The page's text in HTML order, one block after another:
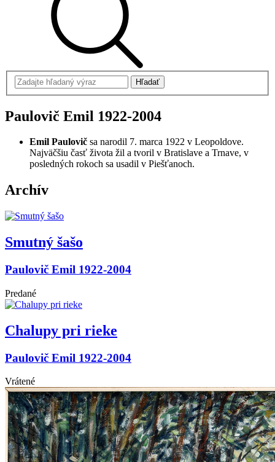
Paulovič Emil 1922-2004
Emil Paulovič sa narodil 7. marca 1922 v Leopoldove.
Najväčšiu časť života žil a tvoril v Bratislave a Trnave, v
posledných rokoch sa usadil v Piešťanoch.
Archív
Smutný šašo
Paulovič Emil 1922-2004
Predané
Chalupy pri rieke
Paulovič Emil 1922-2004
Vrátené